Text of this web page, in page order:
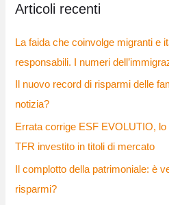
a
Articoli recenti
La faida che coinvolge migranti e
responsabili. I numeri
Il nuovo record di risparmi delle
notizia?
Errata corrige ESF EVOLUTIO,
TFR investito in titoli di mercato
Il complotto della patrimoniale: è
risparmi?